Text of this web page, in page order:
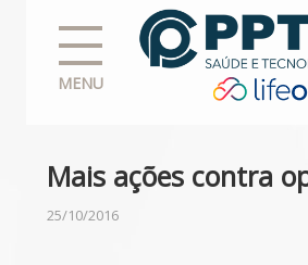
MENU
Mais ações contra
25/10/2016